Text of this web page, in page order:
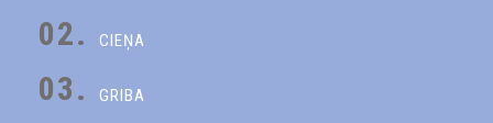
02. CIEŅA
03. GRIBA